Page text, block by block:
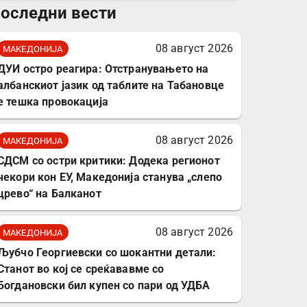
комплет за заштита на
вести
МАКЕДОНИЈА
08 август 2026
остро реагира: Отстранувањето на
јазик од таблите на Табановце
тешка провокација
МАКЕДОНИЈА
08 август 2026
со остри критики: Додека регионот
кон ЕУ, Македонија станува „слепо
на Балканот
МАКЕДОНИЈА
08 август 2026
Георгиевски со шокантни детали:
во кој се среќававме со
бил купен со пари од УДБА